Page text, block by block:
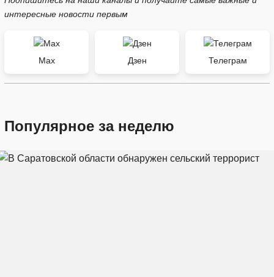
интересные новости первым
Max Дзен Телеграм
Популярное за неделю